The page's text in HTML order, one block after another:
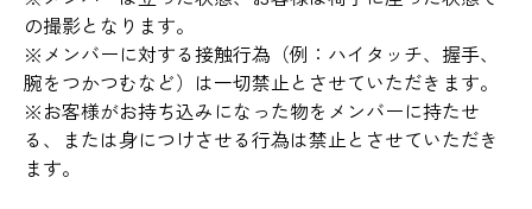
の撮影となります。
※メンバーに対する接触行為（例：ハイタッチ、握手、
腕をつかつむなど）は一切禁止とさせていただきます。
※お客様がお持ち込みになった物をメンバーに持たせ
る、または身につけさせる行為は禁止とさせていただき
ます。